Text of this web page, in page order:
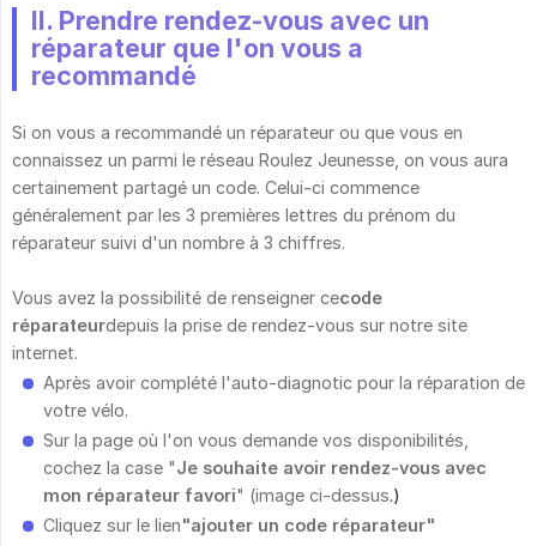
II. Prendre rendez-vous avec un
réparateur que l'on vous a
recommandé
Si on vous a recommandé un réparateur ou que vous en
connaissez un parmi le réseau Roulez Jeunesse, on vous aura
certainement partagé un code. Celui-ci commence
généralement par les 3 premières lettres du prénom du
réparateur suivi d'un nombre à 3 chiffres.
Vous avez la possibilité de renseigner cecode
réparateurdepuis la prise de rendez-vous sur notre site
internet.
Après avoir complété l'auto-diagnotic pour la réparation de
votre vélo.
Sur la page où l'on vous demande vos disponibilités,
cochez la case "Je souhaite avoir rendez-vous avec
mon réparateur favori" (image ci-dessus.)
Cliquez sur le lien"ajouter un code réparateur"